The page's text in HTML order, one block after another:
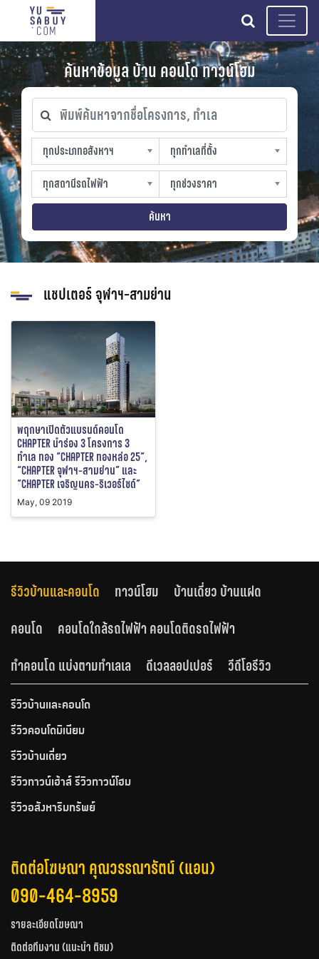
search
ค้นหาข้อมูล บ้าน คอนโด ทาวน์โฮม
พิมพ์ค้นหาจากชื่อโครงการ, ทำเล
ทุกประเภทอสังหาฯ
ทุกประเภทอสังหาฯ
sproperty
ทุกทำเลที่ตั้ง
ทุกทำเลที่ตั้ง
slocation
ทุกสถานีรถไฟฟ้า
ทุกสถานีรถไฟฟ้า
strain-station
ทุกช่วงราคา
ทุกช่วงราคา
sprice
ค้นหา
แชปเตอร์ จุฬาฯ-สามย่าน
พฤกษาเปิดตัวแบรนด์คอนโด
CHAPTER นำร่อง 3 โครงการ 3
ทำเล ทอง “CHAPTER ทองหล่อ 25”,
“CHAPTER จุฬาฯ-สามย่าน” และ
“CHAPTER เจริญนคร-ริเวอร์ไซด์”
May, 09 2019
รีวิวบ้านและคอนโด ทาวน์โฮม
บ้านเดี่ยว บ้านแฝด
คอนโด
คอนโดใกล้รถไฟฟ้า คอนโดติดรถไฟฟ้า
ทำคอนโด แบ่งตามทำเลเล
ดีเวลลอปเปอร์ วีดีโอรีวิว
รีวิวบ้านและคอนโด
รีวิวคอนโดมิเนียม
รีวิวบ้านเดี่ยว
รีวิวทาวน์เฮ้าส์ รีวิวทาวน์โฮม
รีวิวอสังหาริมทรัพย์
ติดต่อโฆษณา คุณวรรณารัตน์ (แอน)
090-464-8959
รายละเอียดโฆษณา
ติดต่อทีมงาน (แนะนำ ติชม)